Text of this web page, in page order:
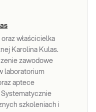
właścicielka
Karolina Kulas.
zawodowe
laboratorium
aptece
szkoleniach i